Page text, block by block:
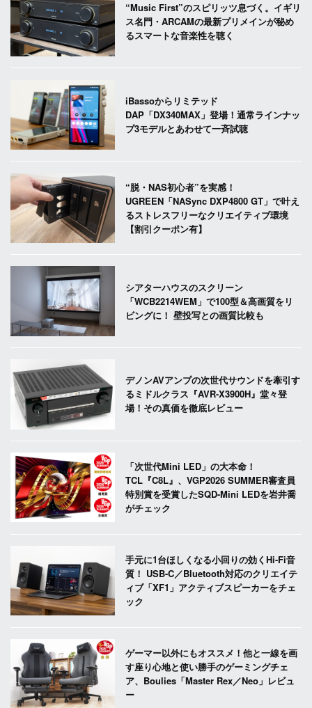
“Music First”のスピリッツ息づく。イギリ
ス名門・ARCAMの最新プリメインが秘め
るスマートな音楽性を聴く
iBassoからリミテッド
DAP「DX340MAX」登場！通常ラインナッ
プ3モデルとあわせて一斉試聴
“脱・NAS初心者”を実感！
UGREEN「NASync DXP4800 GT」で叶え
るストレスフリーなクリエイティブ環境
【割引クーポン有】
シアターハウスのスクリーン
「WCB2214WEM」で100型＆高画質をリ
ビングに！ 壁投写との画質比較も
デノンAVアンプの次世代サウンドを牽引す
るミドルクラス『AVR-X3900H』堂々登
場！その真価を徹底レビュー
「次世代Mini LED」の大本命！
TCL『C8L』、VGP2026 SUMMER審査員
特別賞を受賞したSQD-Mini LEDを岩井喬
がチェック
手元に1台ほしくなる小回りの効くHi-Fi音
質！ USB-C／Bluetooth対応のクリエイテ
ィブ「XF1」アクティブスピーカーをチェ
ック
ゲーマー以外にもオススメ！他と一線を画
す座り心地と使い勝手のゲーミングチェ
ア、Boulies「Master Rex／Neo」レビュ
ー